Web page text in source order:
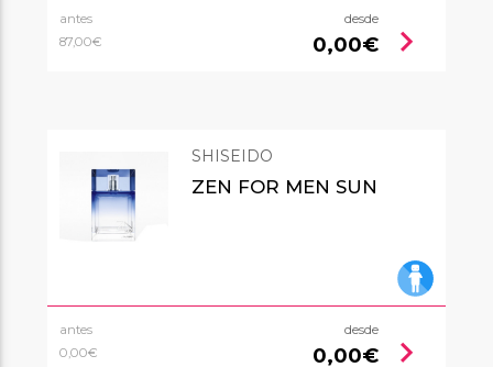
antes
87,00€
desde
0,00€ chevron_right
SHISEIDO
ZEN FOR MEN SUN
antes
0,00€
desde
0,00€ chevron_right